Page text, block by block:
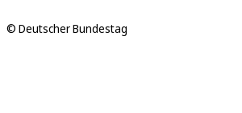
© Deutscher Bundestag